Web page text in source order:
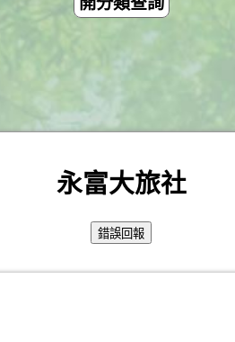
永富大旅社